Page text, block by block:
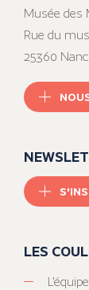
Musée des
Rue du
25360
LES
L’équipe